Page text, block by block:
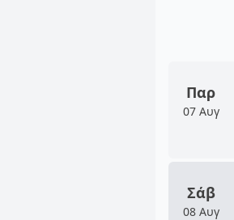
Παρ
07 Αυγ
Σάβ
08 Αυγ